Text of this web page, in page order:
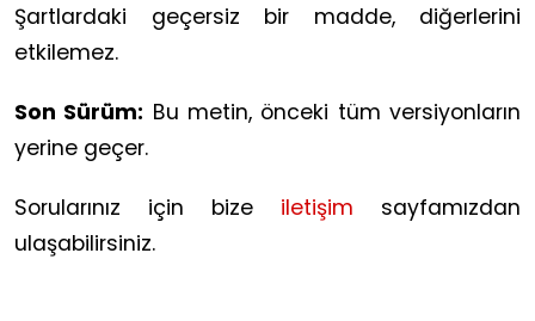
Şartlardaki geçersiz bir madde, diğerlerini
etkilemez.
Son Sürüm: Bu metin, önceki tüm versiyonların
yerine geçer.
Sorularınız için bize iletişim sayfamızdan
ulaşabilirsiniz.